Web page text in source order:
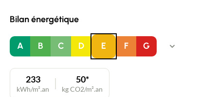
Bilan énergétique
A B C D E F G
233
kWh/m².an
50*
kg CO2/m².an